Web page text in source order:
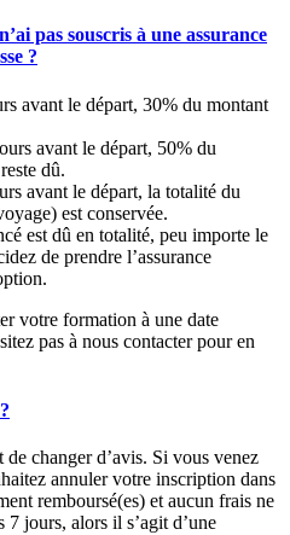
pas souscris à une assurance
?
avant le départ, 30% du montant
avant le départ, 50% du
dû.
avant le départ, la totalité du
est conservée.
est dû en totalité, peu importe le
de prendre l’assurance
votre formation à une date
pas à nous contacter pour en
changer d’avis. Si vous venez
annuler votre inscription dans
remboursé(es) et aucun frais ne
7 jours, alors il s’agit d’une